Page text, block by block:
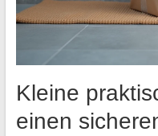
Kleine
einen